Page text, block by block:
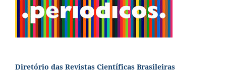
Diretório das Revistas Científicas Brasileiras